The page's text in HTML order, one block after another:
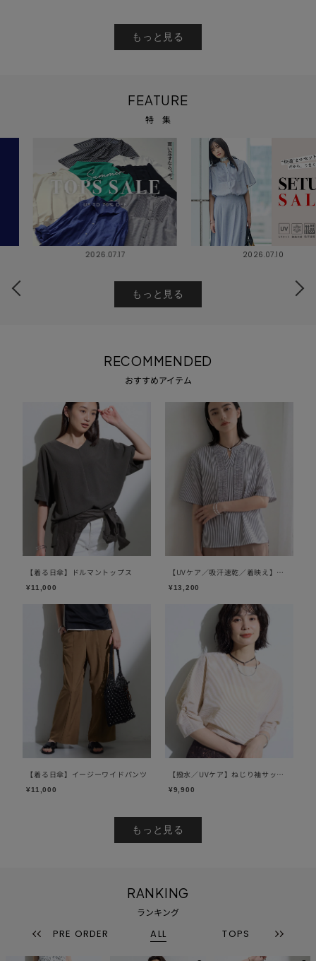
もっと見る
FEATURE
特 集
2026.07.10 2026.07.17
もっと見る
RECOMMENDED
おすすめアイテム
【着る日傘】ドルマントップス
¥11,000
【UVケア／吸汗速乾／着映え】フ
リルピンタックブラウス
¥13,200
【着る日傘】イージーワイドパンツ
¥11,000
【撥水／UVケア】ねじり袖サッカ
ートップス
¥9,900
もっと見る
RANKING
ランキング
PRE ORDER ALL TOPS